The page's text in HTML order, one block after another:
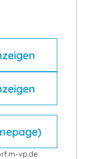
vp.de